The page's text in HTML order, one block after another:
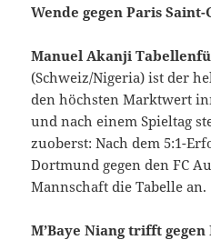
Wende gegen Paris
Manuel Akanji
(Schweiz/Nigeria) ist der
den höchsten Marktwert
und nach einem Spieltag
zuoberst: Nach dem 5:1-
Dortmund gegen den FC
Mannschaft die Tabelle an.
M’Baye Niang trifft